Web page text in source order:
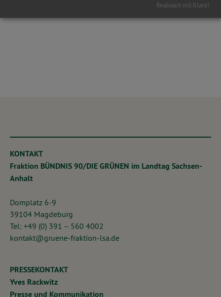
KONTAKT
Fraktion BÜNDNIS 90/DIE GRÜNEN im Landtag Sachsen-
Anhalt
Domplatz 6-9
39104 Magdeburg
Tel: +49 (0) 391 – 560 4002
kontakt@gruene-fraktion-lsa.de
PRESSEKONTAKT
Yves Rackwitz
Presse und Kommunikation
Realisiert mit Klaro!